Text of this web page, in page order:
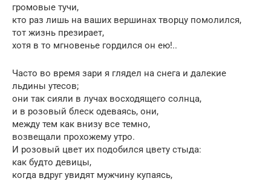
громовые тучи,
кто раз лишь на ваших вершинах творцу помолился,
тот жизнь презирает,
хотя в то мгновенье гордился он ею!..
Часто во время зари я глядел на снега и далекие
льдины утесов;
они так сияли в лучах восходящего солнца,
и в розовый блеск одеваясь, они,
между тем как внизу все темно,
возвещали прохожему утро.
И розовый цвет их подобился цвету стыда:
как будто девицы,
когда вдруг увидят мужчину купаясь,